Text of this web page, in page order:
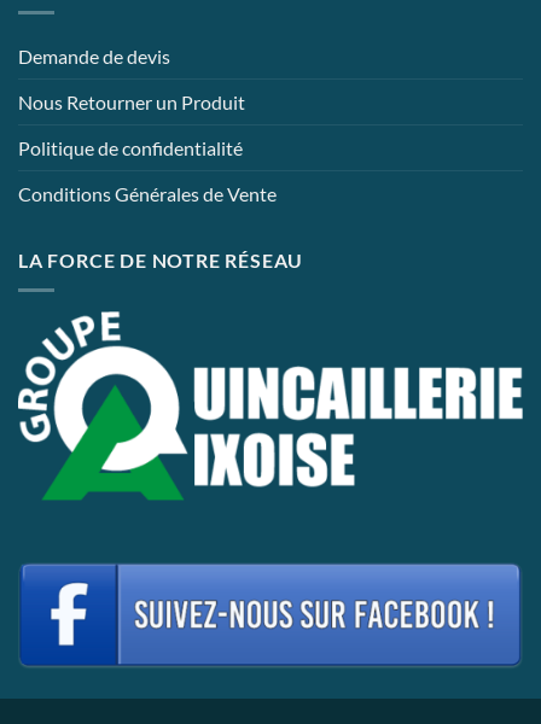
Demande de devis
Nous Retourner un Produit
Politique de confidentialité
Conditions Générales de Vente
LA FORCE DE NOTRE RÉSEAU